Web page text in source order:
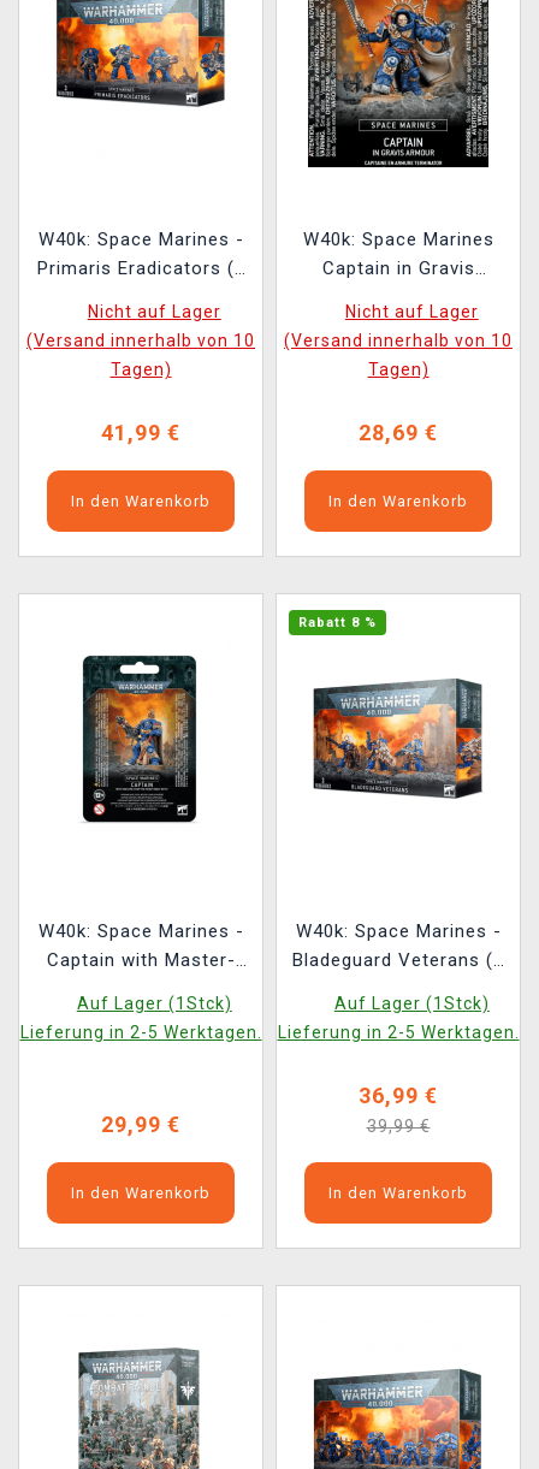
W40k: Space Marines -
Primaris Eradicators (3
Nicht auf Lager
(Versand innerhalb von 10
Tagen)
41,99 €
In den Warenkorb
W40k: Space Marines
Captain in Gravis
Nicht auf Lager
(Versand innerhalb von 10
Tagen)
28,69 €
In den Warenkorb
W40k: Space Marines -
Captain with Master-
(1 Figur)
Auf Lager (1Stck)
Lieferung in 2-5 Werktagen.
29,99 €
In den Warenkorb
Rabatt 8 %
W40k: Space Marines -
Bladeguard Veterans (3
Auf Lager (1Stck)
Lieferung in 2-5 Werktagen.
36,99 €
39,99 €
In den Warenkorb